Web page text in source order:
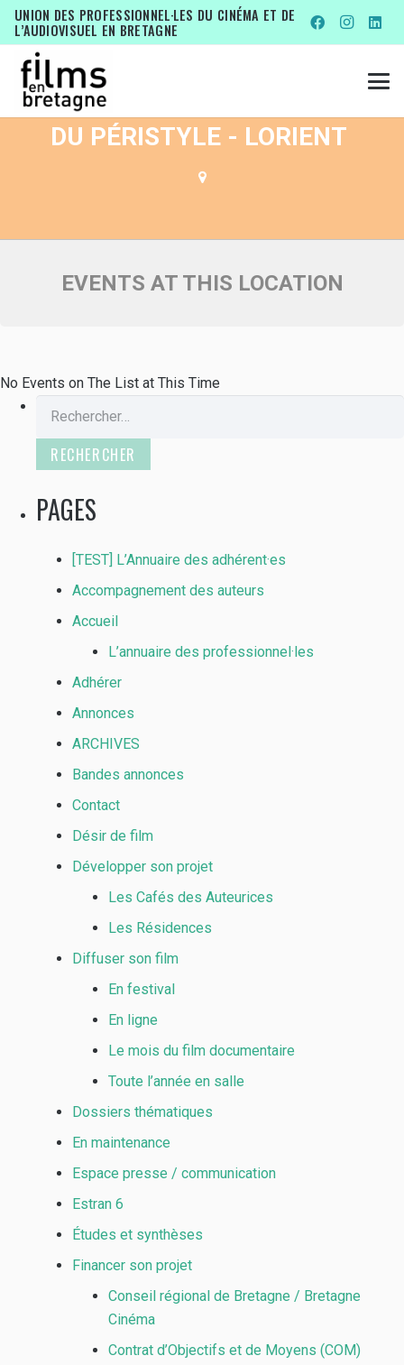
UNION DES PROFESSIONNEL·LES DU CINÉMA ET DE
L’AUDIOVISUEL EN BRETAGNE
EVENTS AT THIS LOCATION
IDÉES DÉTOURNÉES, QUAI
DU PÉRISTYLE - LORIENT
EVENTS AT THIS LOCATION
No Events on The List at This Time
PAGES
[TEST] L’Annuaire des adhérent·es
Accompagnement des auteurs
Accueil
L’annuaire des professionnel·les
Adhérer
Annonces
ARCHIVES
Bandes annonces
Contact
Désir de film
Développer son projet
Les Cafés des Auteurices
Les Résidences
Diffuser son film
En festival
En ligne
Le mois du film documentaire
Toute l’année en salle
Dossiers thématiques
En maintenance
Espace presse / communication
Estran 6
Études et synthèses
Financer son projet
Conseil régional de Bretagne / Bretagne
Cinéma
Contrat d’Objectifs et de Moyens (COM)